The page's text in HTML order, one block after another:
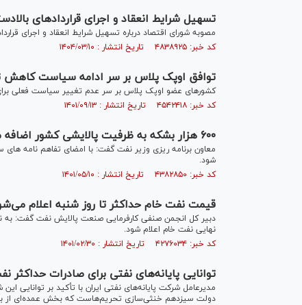
تسهیل شرایط انعقاد و اجرای قرارداد‌های
مصوبه شورای اقتصاد درباره تسهیل شرایط انعقاد و اجرای
کد خبر: ۴۸۳۸۹۲۵ تاریخ انتشار : ۱۴۰۴/۰۳/۱۰
توافق اوپک پلاس بر سر ادامه سیاست کاهش
کشورهای عضو اوپک پلاس بر سر عدم تغییر سیاست فعلی
کد خبر: ۴۵۴۲۴۱۸ تاریخ انتشار : ۱۴۰۱/۰۹/۱۳
۶۰۰ هزار بشکه به ظرفیت پالایشی کشور اضافه می شود
شود.
کد خبر: ۴۳۸۲۸۵۰ تاریخ انتشار : ۱۴۰۱/۰۵/۱۰
قیمت نفت خام حداکثر تا روز شنبه اعلام
نهایی نفت خام اعلام شود.
کد خبر: ۴۲۷۶۰۳۴ تاریخ انتشار : ۱۴۰۱/۰۲/۳۰
توانایی پایانه‌های نفتی برای صادرات حداکثر
مدیرعامل شرکت پایانه‌های نفتی ایران با تأکید بر توانایی
دولت سیزدهم خنثی‌سازی تحریم‌هاست که بخش عمده‌ای از